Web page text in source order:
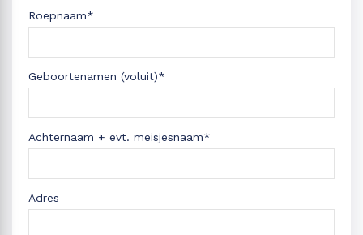
Roepnaam*
Geboortenamen (voluit)*
Achternaam + evt. meisjesnaam*
Adres